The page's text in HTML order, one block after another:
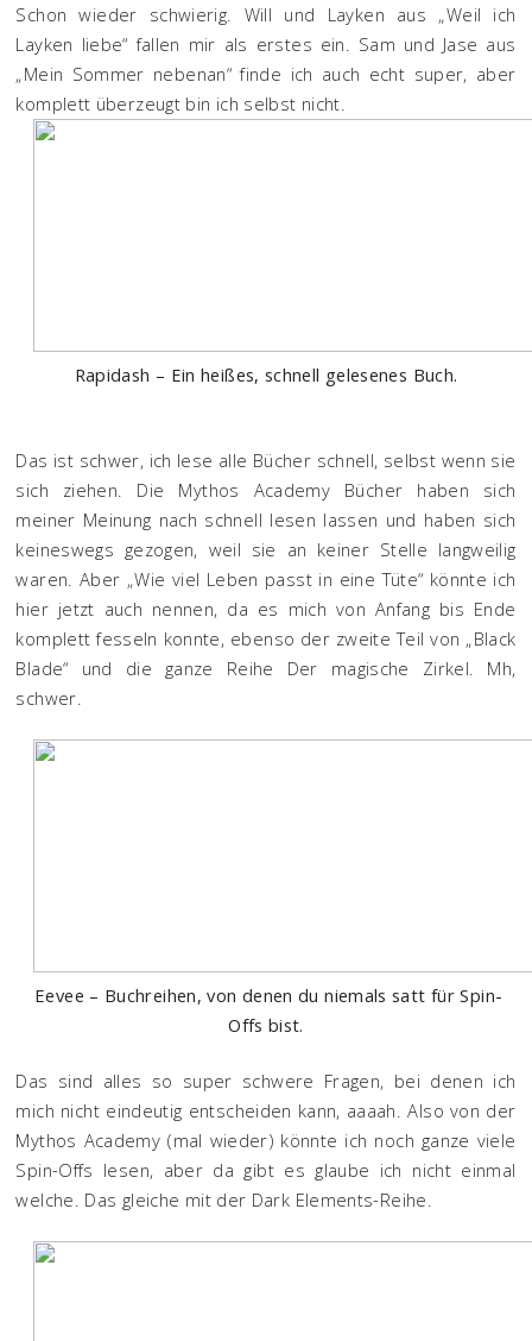
Schon wieder schwierig. Will und Layken aus „Weil ich
Layken liebe“ fallen mir als erstes ein. Sam und Jase aus
„Mein Sommer nebenan“ finde ich auch echt super, aber
komplett überzeugt bin ich selbst nicht.
Rapidash – Ein heißes, schnell gelesenes Buch.
Das ist schwer, ich lese alle Bücher schnell, selbst wenn sie
sich ziehen. Die Mythos Academy Bücher haben sich
meiner Meinung nach schnell lesen lassen und haben sich
keineswegs gezogen, weil sie an keiner Stelle langweilig
waren. Aber „Wie viel Leben passt in eine Tüte“ könnte ich
hier jetzt auch nennen, da es mich von Anfang bis Ende
komplett fesseln konnte, ebenso der zweite Teil von „Black
Blade“ und die ganze Reihe Der magische Zirkel. Mh,
schwer.
Eevee – Buchreihen, von denen du niemals satt für Spin-
Offs bist.
Das sind alles so super schwere Fragen, bei denen ich
mich nicht eindeutig entscheiden kann, aaaah. Also von der
Mythos Academy (mal wieder) könnte ich noch ganze viele
Spin-Offs lesen, aber da gibt es glaube ich nicht einmal
welche. Das gleiche mit der Dark Elements-Reihe.